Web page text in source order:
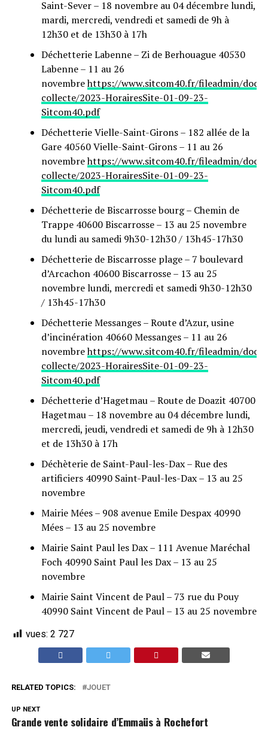
Saint-Sever – 18 novembre au 04 décembre lundi,
mardi, mercredi, vendredi et samedi de 9h à
12h30 et de 13h30 à 17h
Déchetterie Labenne – Zi de Berhouague 40530
Labenne – 11 au 26
novembrehttps://www.sitcom40.fr/fileadmin/
collecte/2023-HorairesSite-01-09-23-
Sitcom40.pdf
Déchetterie Vielle-Saint-Girons – 182 allée de la
Gare 40560 Vielle-Saint-Girons – 11 au 26
novembrehttps://www.sitcom40.fr/fileadmin/
collecte/2023-HorairesSite-01-09-23-
Sitcom40.pdf
Déchetterie de Biscarrosse bourg – Chemin de
Trappe 40600 Biscarrosse – 13 au 25 novembre
du lundi au samedi 9h30-12h30 / 13h45-17h30
Déchetterie de Biscarrosse plage – 7 boulevard
d’Arcachon 40600 Biscarrosse – 13 au 25
novembre lundi, mercredi et samedi 9h30-12h30
/ 13h45-17h30
Déchetterie Messanges – Route d’Azur, usine
d’incinération 40660 Messanges – 11 au 26
novembrehttps://www.sitcom40.fr/fileadmin/
collecte/2023-HorairesSite-01-09-23-
Sitcom40.pdf
Déchetterie d’Hagetmau – Route de Doazit 40700
Hagetmau – 18 novembre au 04 décembre lundi,
mercredi, jeudi, vendredi et samedi de 9h à 12h30
et de 13h30 à 17h
Déchèterie de Saint-Paul-les-Dax – Rue des
artificiers 40990 Saint-Paul-les-Dax – 13 au 25
novembre
Mairie Mées – 908 avenue Emile Despax 40990
Mées – 13 au 25 novembre
Mairie Saint Paul les Dax – 111 Avenue Maréchal
Foch 40990 Saint Paul les Dax – 13 au 25
novembre
Mairie Saint Vincent de Paul – 73 rue du Pouy
40990 Saint Vincent de Paul – 13 au 25 novembre
vues: 2 727
RELATED TOPICS: JOUET
UP NEXT
Grande vente solidaire d’Emmaüs à Rochefort